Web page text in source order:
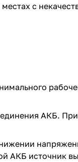
с
АКБ.
АКБ источник